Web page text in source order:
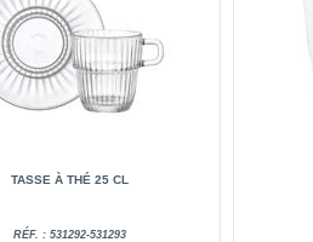
TASSE À THÉ 25 CL
RÉF. : 531292-531293